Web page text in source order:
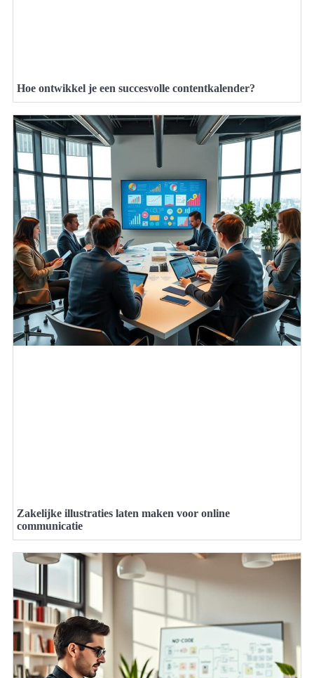
Hoe ontwikkel je een succesvolle contentkalender?
Zakelijke illustraties laten maken voor online
communicatie